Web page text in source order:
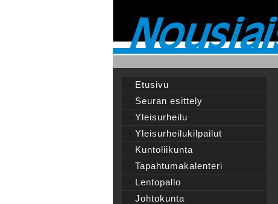
Etusivu
Seuran esittely
Yleisurheilu
Yleisurheilukilpailut
Kuntoliikunta
Tapahtumakalenteri
Lentopallo
Johtokunta